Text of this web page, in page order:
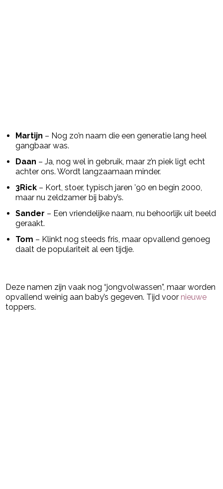
Martijn – Nog zo’n naam die een generatie lang heel
gangbaar was.
Daan – Ja, nog wel in gebruik, maar z’n piek ligt echt
achter ons. Wordt langzaamaan minder.
3Rick – Kort, stoer, typisch jaren ’90 en begin 2000,
maar nu zeldzamer bij baby’s.
Sander – Een vriendelijke naam, nu behoorlijk uit beeld
geraakt.
Tom – Klinkt nog steeds fris, maar opvallend genoeg
daalt de populariteit al een tijdje.
Deze namen zijn vaak nog “jongvolwassen”, maar worden
opvallend weinig aan baby’s gegeven. Tijd voor nieuwe
toppers.